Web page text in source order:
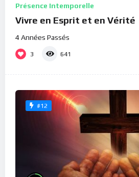
Présence Intemporelle
Vivre en Esprit et en Vérité
4 Années Passés
3 641
#12